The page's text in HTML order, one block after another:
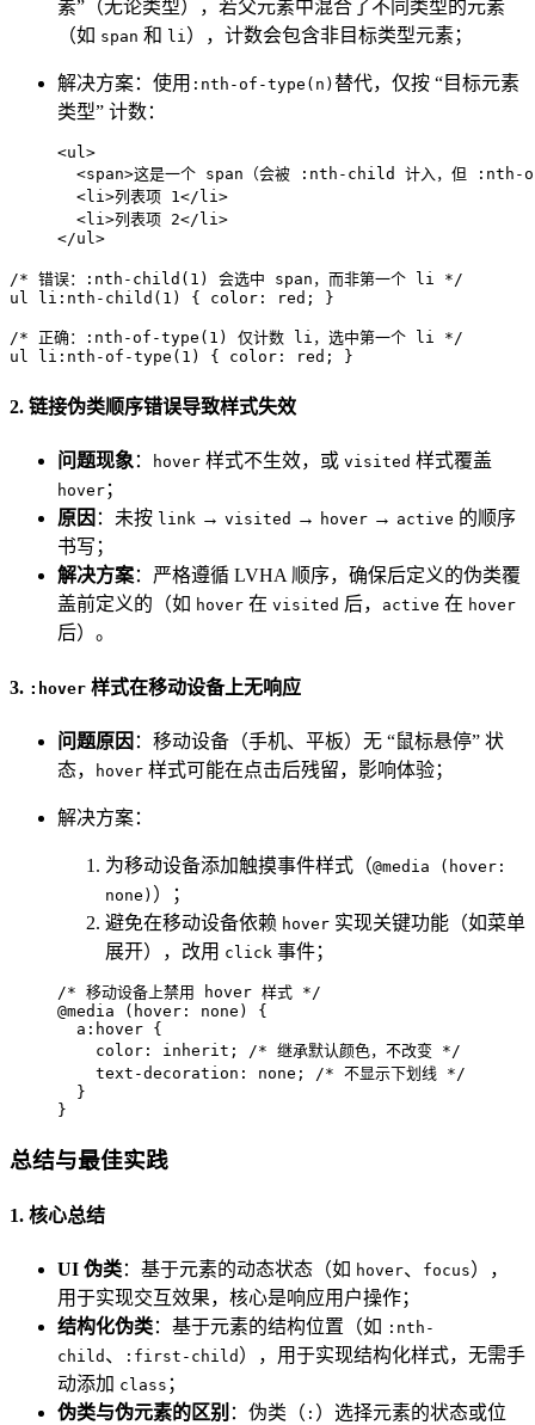
素”（无论类型），若父元素中混合了不同类型的元素
（如 span 和 li ），计数会包含非目标类型元素；
解决方案：使用 :nth-of-type(n) 替代，仅按 “目标元素
类型” 计数：
<ul >
<span>这是一个 span（会被 :nth-child 计入，但 :nth-
<li >列表项 1 </li >
<li >列表项 2</li >
</ul >
/* 错误：:nth-child(1) 会选中 span，而非第一个 li */
ul
li :nth-child ( 1 ) { color : red; }
/* 正确：:nth-of-type(1) 仅计数 li，选中第一个 li */
ul
li :nth-of-type ( 1 ) { color : red; }
2. 链接伪类顺序错误导致样式失效
问题现象 ： hover 样式不生效，或 visited 样式覆盖
hover ；
原因 ：未按 link → visited → hover → active 的顺序
书写；
解决方案：严格遵循 LVHA 顺序，确保后定义的伪类覆
盖前定义的（如 hover 在 visited 后， active 在 hover
后）。
3. :hover 样式在移动设备上无响应
问题原因 ：移动设备（手机、平板）无 “鼠标悬停” 状
态，
hover 样式可能在点击后残留，影响体验；
解决方案：
为移动设备添加触摸事件样式（@media (hover:
none) ）；
避免在移动设备依赖 hover 实现关键功能（如菜单
展开），改用 click 事件；
/* 移动设备上禁用 hover 样式 */
@media ( hover : none) {
a :hover {
color : inherit;
/* 继承默认颜色，不改变 */
text-decoration : none;
/* 不显示下划线 */
  }
}
总结与最佳实践
1. 核心总结
UI 伪类：基于元素的动态状态（如 hover、 focus），
用于实现交互效果，核心是响应用户操作；
结构化伪类：基于元素的结构位置（如 :nth-
child 、 :first-child ），用于实现结构化样式，无需手
动添加 class ；
伪类与伪元素的区别 ：伪类（ : ）选择元素的状态或位